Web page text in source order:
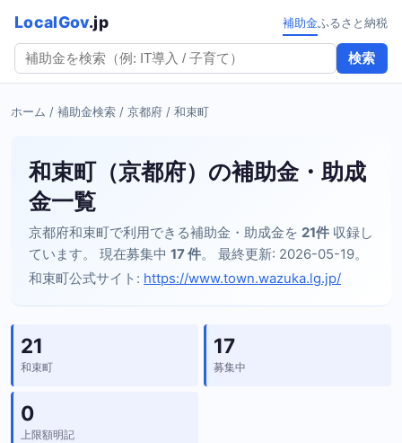
LocalGov.jp
検索
補助金ふるさと納税
ホーム / 補助金検索 / 京都府 / 和束町
和束町（京都府）の補助金・助成
金一覧
京都府和束町で利用できる補助金・助成金を 21件 収録し
ています。 現在募集中 17 件。 最終更新: 2026-05-19。
和束町公式サイト: https://www.town.wazuka.lg.jp/
21
和束町
17
募集中
0
上限額明記